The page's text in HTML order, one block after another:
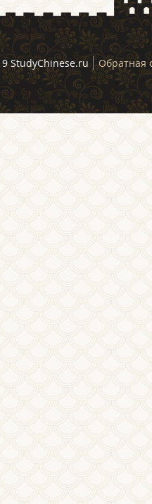
StudyChinese.ru Обратная